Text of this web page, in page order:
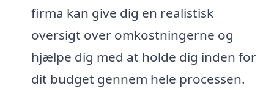
firma kan give dig en realistisk
oversigt over omkostningerne og
hjælpe dig med at holde dig inden for
dit budget gennem hele processen.